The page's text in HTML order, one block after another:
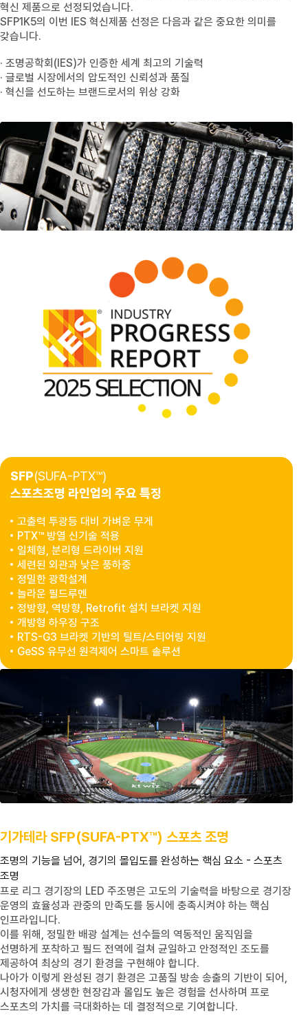
혁신 제품으로 선정되었습니다.
SFP1K5의 이번 IES 혁신제품 선정은 다음과 같은 중요한 의미를
갖습니다.
· 조명공학회(IES)가 인증한 세계 최고의 기술력
· 글로벌 시장에서의 압도적인 신뢰성과 품질
· 혁신을 선도하는 브랜드로서의 위상 강화
SFP(SUFA-PTX™)
스포츠조명 라인업의 주요 특징
고출력 투광등 대비 가벼운 무게
PTX™ 방열 신기술 적용
일체형, 분리형 드라이버 지원
세련된 외관과 낮은 풍하중
정밀한 광학설계
놀라운 필드루멘
정방향, 역방향, Retrofit 설치 브라켓 지원
개방형 하우징 구조
RTS-G3 브라켓 기반의 틸트/스티어링 지원
GeSS 유무선 원격제어 스마트 솔루션
기가테라 SFP(SUFA-PTX™) 스포츠 조명
조명의 기능을 넘어, 경기의 몰입도를 완성하는 핵심 요소 - 스포츠
조명
프로 리그 경기장의 LED 주조명은 고도의 기술력을 바탕으로 경기장
운영의 효율성과 관중의 만족도를 동시에 충족시켜야 하는 핵심
인프라입니다.
이를 위해, 정밀한 배광 설계는 선수들의 역동적인 움직임을
선명하게 포착하고 필드 전역에 걸쳐 균일하고 안정적인 조도를
제공하여 최상의 경기 환경을 구현해야 합니다.
나아가 이렇게 완성된 경기 환경은 고품질 방송 송출의 기반이 되어,
시청자에게 생생한 현장감과 몰입도 높은 경험을 선사하며 프로
스포츠의 가치를 극대화하는 데 결정적으로 기여합니다.